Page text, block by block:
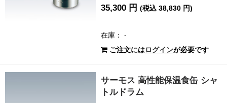
35,300 円(税込 38,830 円)
在庫： -
ご注文にはログインが必要です
サーモス 高性能保温食缶 シャ
トルドラム